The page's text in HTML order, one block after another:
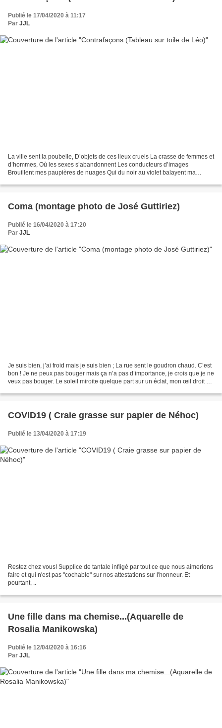
Publié le 17/04/2020 à 11:17
Par JJL
La ville sent la poubelle, D’objets de ces lieux cruels La crasse de femmes et
d’hommes, Où les sexes s’abandonnent Les conducteurs d’images
Brouillent mes paupières de nuages Qui du noir au violet balayent ma
Coma (montage photo de José Guttiriez)
Publié le 16/04/2020 à 17:20
Par JJL
Je suis bien, j’ai froid mais je suis bien ; La rue sent le goudron chaud. C’est
bon ! Je ne peux pas bouger mais ça n’a pas d’importance, je crois que je ne
veux pas bouger. Le soleil miroite quelque part sur un éclat, mon œil droit est
COVID19 ( Craie grasse sur papier de Néhoc)
Publié le 13/04/2020 à 17:19
Restez chez vous! Supplice de tantale infligé par tout ce que nous aimerions
faire et qui n'est pas "cochable" sur nos attestations sur l'honneur. Et
pourtant, ..
Une fille dans ma chemise...(Aquarelle de
Rosalia Manikowska)
Publié le 12/04/2020 à 16:16
Par JJL